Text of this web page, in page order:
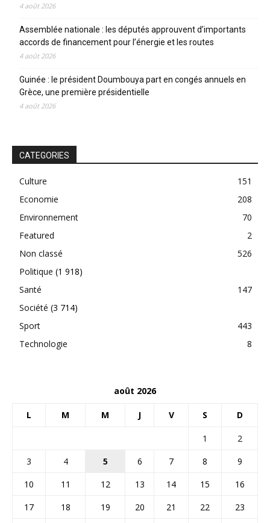
4 août 2026
Assemblée nationale : les députés approuvent d’importants
accords de financement pour l’énergie et les routes
4 août 2026
Guinée : le président Doumbouya part en congés annuels en
Grèce, une première présidentielle
4 août 2026
CATEGORIES
Culture
151
Economie
208
Environnement
70
Featured
2
Non classé
526
Politique (1 918)
Santé
147
Société (3 714)
Sport
443
Technologie
8
août 2026
L M M J V S D
1
2
3
4 5 6 7 8
9
10
11 12 13 14 15
16
17
18 19 20 21 22
23